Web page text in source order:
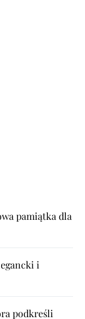
pamiątka dla
i
podkreśli